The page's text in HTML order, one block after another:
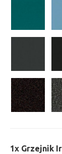
1x Grzejnik